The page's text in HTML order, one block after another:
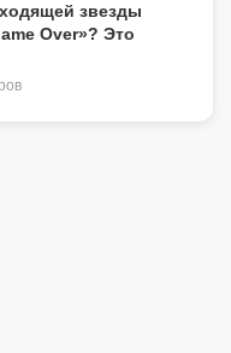
звезды
Over»? Это